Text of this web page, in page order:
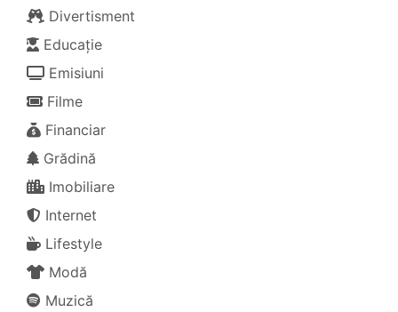
Divertisment
Educație
Emisiuni
Filme
Financiar
Grădină
Imobiliare
Internet
Lifestyle
Modă
Muzică